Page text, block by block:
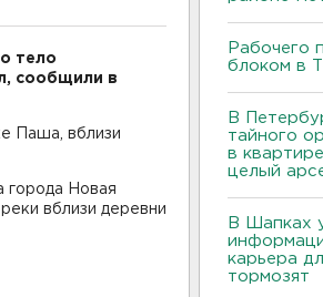
тело
сообщили в
Паша, вблизи
города Новая
вблизи деревни
Рабочего
блоком в
В
тайного
в
целый
В Шапках
карьера
тормозят